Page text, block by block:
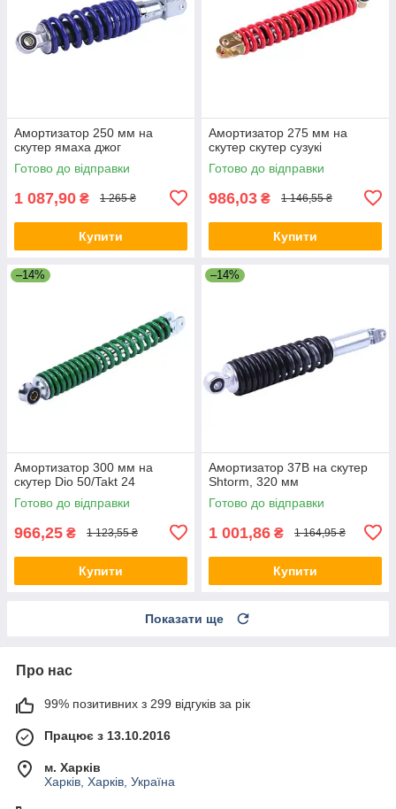
Амортизатор 250 мм на
скутер ямаха джог
Готово до відправки
1 087,90 ₴ 1 265 ₴
Купити
Амортизатор 275 мм на
скутер скутер сузукі
Готово до відправки
986,03 ₴ 1 146,55 ₴
Купити
–14%
Амортизатор 300 мм на
скутер Dio 50/Takt 24
Готово до відправки
966,25 ₴ 1 123,55 ₴
Купити
–14%
Амортизатор 37B на скутер
Shtorm, 320 мм
Готово до відправки
1 001,86 ₴ 1 164,95 ₴
Купити
Показати ще
Про нас
99% позитивних з 299 відгуків за рік
Працює з 13.10.2016
м. Харків
Харків, Харків, Україна